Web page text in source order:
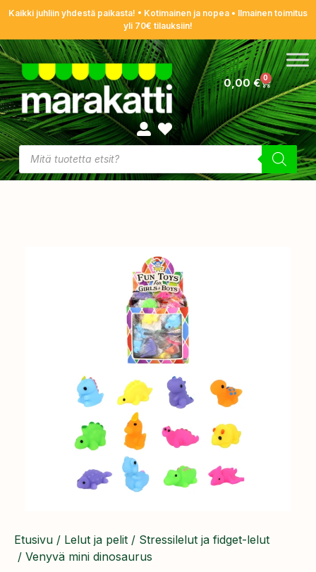
Kaikki juhliin yhdestä paikasta! • Kotimainen ja nopea • Ilmainen toimitus
yli 70€ tilauksiin!
0,00€ 0
Etusivu / Lelut ja pelit / Stressilelut ja fidget-lelut
/ Venyvä mini dinosaurus